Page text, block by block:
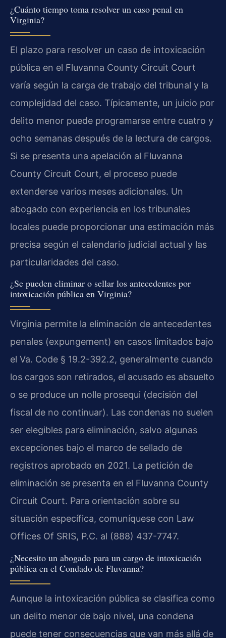
¿Cuánto tiempo toma resolver un caso penal en
Virginia?
El plazo para resolver un caso de intoxicación
pública en el Fluvanna County Circuit Court
varía según la carga de trabajo del tribunal y la
complejidad del caso. Típicamente, un juicio por
delito menor puede programarse entre cuatro y
ocho semanas después de la lectura de cargos.
Si se presenta una apelación al Fluvanna
County Circuit Court, el proceso puede
extenderse varios meses adicionales. Un
abogado con experiencia en los tribunales
locales puede proporcionar una estimación más
precisa según el calendario judicial actual y las
particularidades del caso.
¿Se pueden eliminar o sellar los antecedentes por
intoxicación pública en Virginia?
Virginia permite la eliminación de antecedentes
penales (expungement) en casos limitados bajo
el Va. Code § 19.2-392.2, generalmente cuando
los cargos son retirados, el acusado es absuelto
o se produce un nolle prosequi (decisión del
fiscal de no continuar). Las condenas no suelen
ser elegibles para eliminación, salvo algunas
excepciones bajo el marco de sellado de
registros aprobado en 2021. La petición de
eliminación se presenta en el Fluvanna County
Circuit Court. Para orientación sobre su
situación específica, comuníquese con Law
Offices Of SRIS, P.C. al (888) 437-7747.
¿Necesito un abogado para un cargo de intoxicación
pública en el Condado de Fluvanna?
Aunque la intoxicación pública se clasifica como
un delito menor de bajo nivel, una condena
puede tener consecuencias que van más allá de